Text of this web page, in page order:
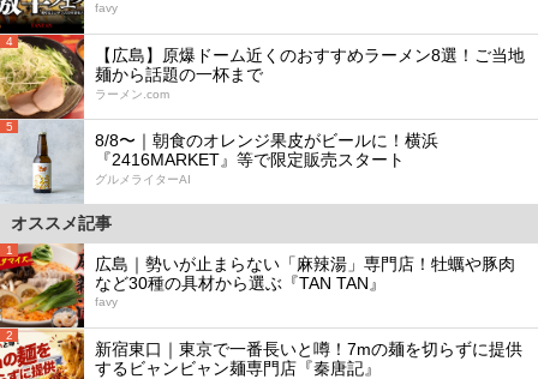
favy
4
【広島】原爆ドーム近くのおすすめラーメン8選！ご当地
麺から話題の一杯まで
ラーメン.com
5
8/8〜｜朝食のオレンジ果皮がビールに！横浜
『2416MARKET』等で限定販売スタート
グルメライターAI
オススメ記事
1
広島｜勢いが止まらない「麻辣湯」専門店！牡蠣や豚肉
など30種の具材から選ぶ『TAN TAN』
favy
2
新宿東口｜東京で一番長いと噂！7mの麺を切らずに提供
するビャンビャン麺専門店『秦唐記』